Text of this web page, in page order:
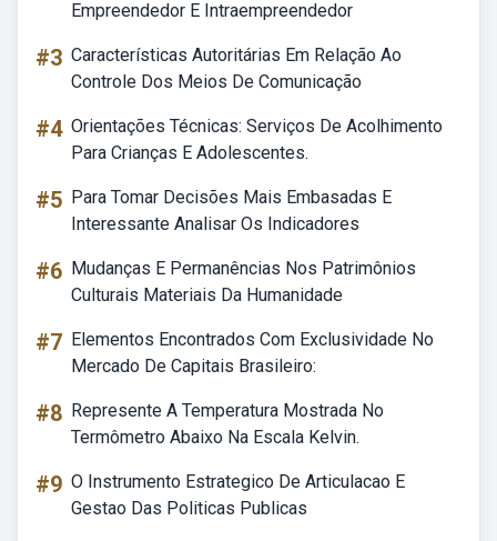
Empreendedor E Intraempreendedor
#3 Características Autoritárias Em Relação Ao
Controle Dos Meios De Comunicação
#4 Orientações Técnicas: Serviços De Acolhimento
Para Crianças E Adolescentes.
#5 Para Tomar Decisões Mais Embasadas E
Interessante Analisar Os Indicadores
#6 Mudanças E Permanências Nos Patrimônios
Culturais Materiais Da Humanidade
#7 Elementos Encontrados Com Exclusividade No
Mercado De Capitais Brasileiro:
#8 Represente A Temperatura Mostrada No
Termômetro Abaixo Na Escala Kelvin.
#9 O Instrumento Estrategico De Articulacao E
Gestao Das Politicas Publicas